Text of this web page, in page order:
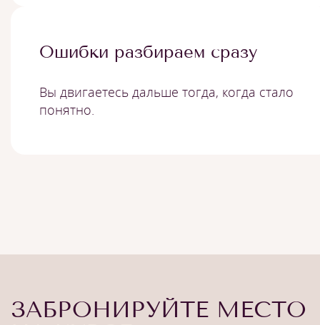
Ошибки разбираем сразу
Вы двигаетесь дальше тогда, когда стало
понятно.
ЗАБРОНИРУЙТЕ МЕСТО